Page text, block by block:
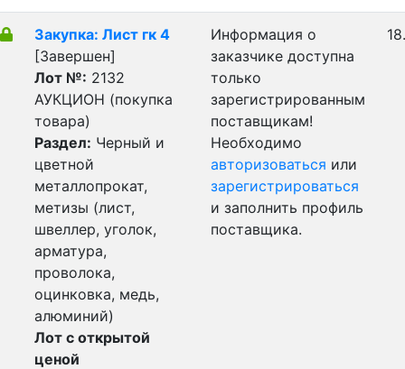
Закупка: Лист гк 4
[Завершен]
Лот №: 2132
АУКЦИОН (покупка
товара)
Раздел: Черный и
цветной
металлопрокат,
метизы (лист,
швеллер, уголок,
арматура,
проволока,
оцинковка, медь,
алюминий)
Лот с открытой
ценой
Информация о
заказчике доступна
только
зарегистрированным
поставщикам!
Необходимо
авторизоваться или
зарегистрироваться
и заполнить профиль
поставщика.